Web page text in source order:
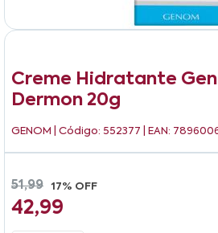
Creme Hidratante
Dermon 20g
GENOM | Código: 552377 | EAN:
51,99 17% OFF
42,99